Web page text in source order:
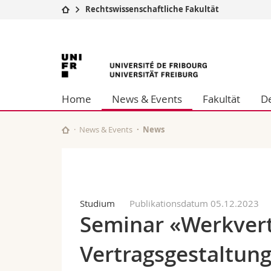
Studium
Campus
Universität
Weiterbildung
Theologische
Philosophische
Fak. für
Rechtswissenschaftliche Fakultät
Universität
Freiburg
Home News & Events Fakultät
News & Events News
Studium Publikationsdatum 05.12.2023
Seminar